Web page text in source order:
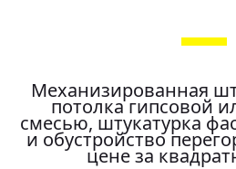
Механизированная
потолка гипсовой
смесью, штукатурка
и обустройство
цене за